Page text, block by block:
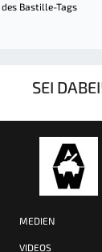
des Bastille-Tags
SEI
MEDIEN
VIDEOS